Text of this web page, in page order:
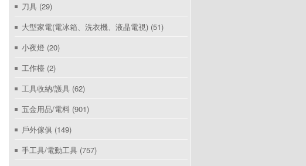
刀具 (29)
大型家電(電冰箱、洗衣機、液晶電視) (51)
小夜燈 (20)
工作檯 (2)
工具收納/護具 (62)
五金用品/電料 (901)
戶外傢俱 (149)
手工具/電動工具 (757)